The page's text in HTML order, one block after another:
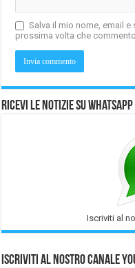
Salva il mio nome, email
prossima volta che commento.
Ricevi le notizie su Whatsapp
Iscriviti al
Iscriviti al nostro Canale